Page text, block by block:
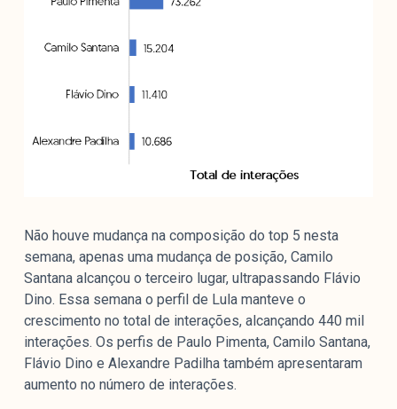
O Manchetômetro é um site de acompanhamento da
cobertura da grande mídia sobre temas de economia e
e Esfera Pública (LEMEP). O LEMEP tem registro no
no Instituto de Estudos Sociais e Políticos (IESP) da
Universidade do Estado do Rio de Janeiro (UERJ). O
Manchetômetro não tem filiação com partidos ou grupos
Parceria
Não houve mudança na composição do top 5 nesta
semana, apenas uma mudança de posição, Camilo
Santana alcançou o terceiro lugar, ultrapassando Flávio
Dino. Essa semana o perfil de Lula manteve o
crescimento no total de interações, alcançando 440 mil
interações. Os perfis de Paulo Pimenta, Camilo Santana,
Flávio Dino e Alexandre Padilha também apresentaram
aumento no número de interações.